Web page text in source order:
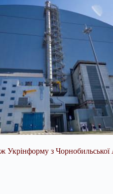
Укрінформу з